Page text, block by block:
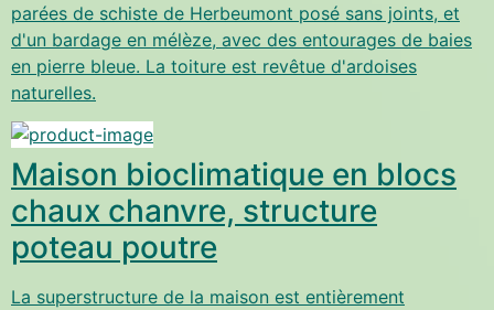
parées de schiste de Herbeumont posé sans joints, et
d'un bardage en mélèze, avec des entourages de baies
en pierre bleue. La toiture est revêtue d'ardoises
naturelles.
Maison bioclimatique en blocs
chaux chanvre, structure
poteau poutre
La superstructure de la maison est entièrement